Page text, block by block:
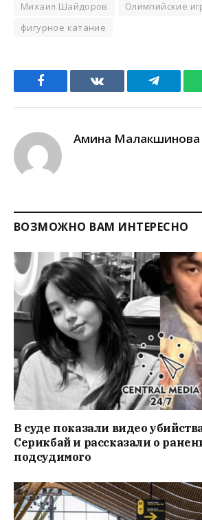
Михаил Шайдоров
Олимпийские
фигурное катание
Facebook VKontakteTelegram
Амина Малакшинова
ВОЗМОЖНО ВАМ ИНТЕРЕСНО
В суде показали видео
Серикбай и рассказали о
подсудимого